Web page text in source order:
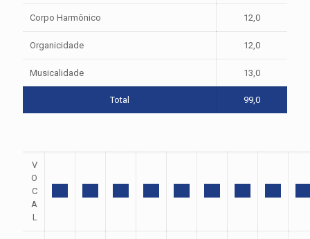
Corpo Harmônico 12,0
Organicidade 12,0
Musicalidade 13,0
Total 99,0
V
O
C
A
L